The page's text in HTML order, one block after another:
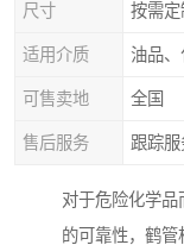
尺寸 按需定
适用介质 油品
可售卖地 全国
售后服务 跟踪服
对于危险化学
的可靠性，鹤